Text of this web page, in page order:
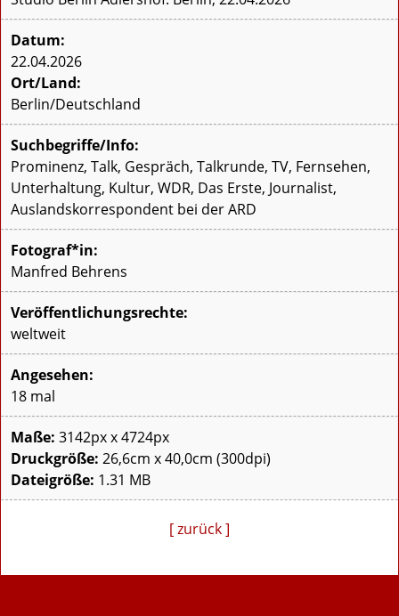
Datum:
22.04.2026
Ort/Land:
Berlin/Deutschland
Suchbegriffe/Info:
Prominenz, Talk, Gespräch, Talkrunde, TV, Fernsehen,
Unterhaltung, Kultur, WDR, Das Erste, Journalist,
Auslandskorrespondent bei der ARD
Fotograf*in:
Manfred Behrens
Veröffentlichungsrechte:
weltweit
Angesehen:
18 mal
Maße: 3142px x 4724px
Druckgröße: 26,6cm x 40,0cm (300dpi)
Dateigröße: 1.31 MB
[ zurück ]